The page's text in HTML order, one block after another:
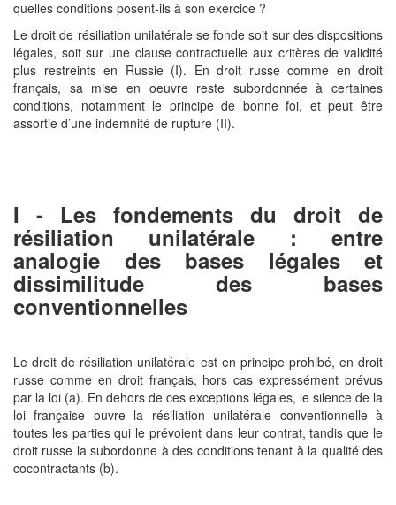
quelles conditions posent-ils à son exercice ?
Le droit de résiliation unilatérale se fonde soit sur des dispositions
légales, soit sur une clause contractuelle aux critères de validité
plus restreints en Russie (I). En droit russe comme en droit
français, sa mise en oeuvre reste subordonnée à certaines
conditions, notamment le principe de bonne foi, et peut être
assortie d’une indemnité de rupture (II).
I - Les fondements du droit de
résiliation unilatérale : entre
analogie des bases légales et
dissimilitude des bases
conventionnelles
Le droit de résiliation unilatérale est en principe prohibé, en droit
russe comme en droit français, hors cas expressément prévus
par la loi (a). En dehors de ces exceptions légales, le silence de la
loi française ouvre la résiliation unilatérale conventionnelle à
toutes les parties qui le prévoient dans leur contrat, tandis que le
droit russe la subordonne à des conditions tenant à la qualité des
cocontractants (b).